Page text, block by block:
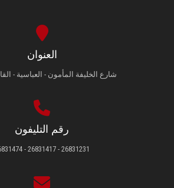
العنوان
شارع الخليفة المأمون - العباسية -
رقم التليفون
26831231 - 26831417 - 26831474